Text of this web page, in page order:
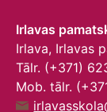
Irlavas
Irlava, Irlavas
Tālr. (+371)
Mob. tālr.